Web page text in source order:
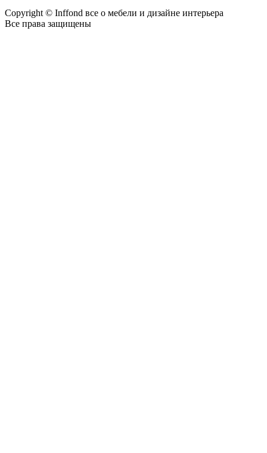
Copyright © Inffond все о мебели и дизайне интерьера
Все права защищены